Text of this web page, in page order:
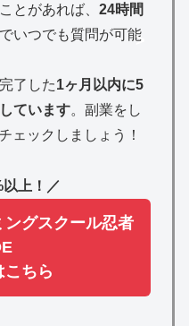
とがあれば、 24時間
でいつでも質問が可能
了した1ヶ月以内に5
ています。副業をし
ェックしましょう！
上！／
グスクール忍者
こちら
>